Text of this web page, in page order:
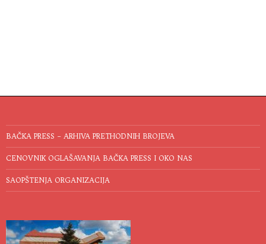
BAČKA PRESS – ARHIVA PRETHODNIH BROJEVA
CENOVNIK OGLAŠAVANJA BAČKA PRESS I OKO NAS
SAOPŠTENJA ORGANIZACIJA